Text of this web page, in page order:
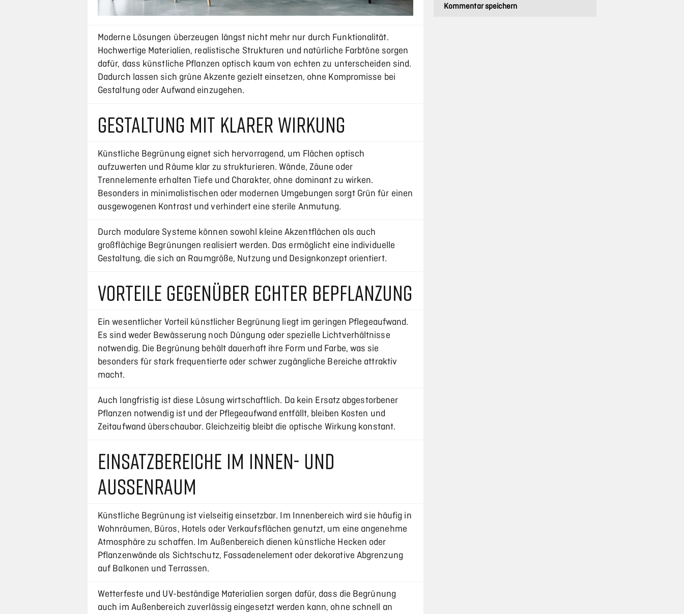
Moderne Lösungen überzeugen längst nicht mehr nur durch Funktionalität.
Hochwertige Materialien, realistische Strukturen und natürliche Farbtöne sorgen
dafür, dass künstliche Pflanzen optisch kaum von echten zu unterscheiden sind.
Dadurch lassen sich grüne Akzente gezielt einsetzen, ohne Kompromisse bei
Gestaltung oder Aufwand einzugehen.
GESTALTUNG MIT KLARER WIRKUNG
Künstliche Begrünung eignet sich hervorragend, um Flächen optisch
aufzuwerten und Räume klar zu strukturieren. Wände, Zäune oder
Trennelemente erhalten Tiefe und Charakter, ohne dominant zu wirken.
Besonders in minimalistischen oder modernen Umgebungen sorgt Grün für einen
ausgewogenen Kontrast und verhindert eine sterile Anmutung.
Durch modulare Systeme können sowohl kleine Akzentflächen als auch
großflächige Begrünungen realisiert werden. Das ermöglicht eine individuelle
Gestaltung, die sich an Raumgröße, Nutzung und Designkonzept orientiert.
VORTEILE GEGENÜBER ECHTER BEPFLANZUNG
Ein wesentlicher Vorteil künstlicher Begrünung liegt im geringen Pflegeaufwand.
Es sind weder Bewässerung noch Düngung oder spezielle Lichtverhältnisse
notwendig. Die Begrünung behält dauerhaft ihre Form und Farbe, was sie
besonders für stark frequentierte oder schwer zugängliche Bereiche attraktiv
macht.
Auch langfristig ist diese Lösung wirtschaftlich. Da kein Ersatz abgestorbener
Pflanzen notwendig ist und der Pflegeaufwand entfällt, bleiben Kosten und
Zeitaufwand überschaubar. Gleichzeitig bleibt die optische Wirkung konstant.
EINSATZBEREICHE IM INNEN- UND
AUSSENRAUM
Künstliche Begrünung ist vielseitig einsetzbar. Im Innenbereich wird sie häufig in
Wohnräumen, Büros, Hotels oder Verkaufsflächen genutzt, um eine angenehme
Atmosphäre zu schaffen. Im Außenbereich dienen künstliche Hecken oder
Pflanzenwände als Sichtschutz, Fassadenelement oder dekorative Abgrenzung
auf Balkonen und Terrassen.
Wetterfeste und UV-beständige Materialien sorgen dafür, dass die Begrünung
auch im Außenbereich zuverlässig eingesetzt werden kann, ohne schnell an